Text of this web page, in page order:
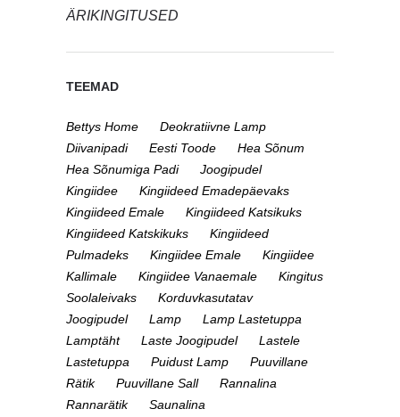
ÄRIKINGITUSED
TEEMAD
Bettys Home
Deokratiivne Lamp
Diivanipadi
Eesti Toode
Hea Sõnum
Hea Sõnumiga Padi
Joogipudel
Kingiidee
Kingiideed Emadepäevaks
Kingiideed Emale
Kingiideed Katsikuks
Kingiideed Katskikuks
Kingiideed
Pulmadeks
Kingiidee Emale
Kingiidee
Kallimale
Kingiidee Vanaemale
Kingitus
Soolaleivaks
Korduvkasutatav
Joogipudel
Lamp
Lamp Lastetuppa
Lamptäht
Laste Joogipudel
Lastele
Lastetuppa
Puidust Lamp
Puuvillane
Rätik
Puuvillane Sall
Rannalina
Rannarätik
Saunalina